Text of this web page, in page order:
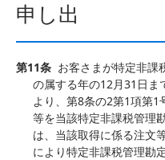
申し出
第11条 お客さまが特定非課
の属する年の12月31日ま
より、第8条の2第1項第1
等を当該特定非課税管理
は、当該取得に係る注文
により特定非課税管理勘